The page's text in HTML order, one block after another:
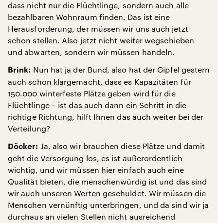
dass nicht nur die Flüchtlinge, sondern auch alle
bezahlbaren Wohnraum finden. Das ist eine
Herausforderung, der müssen wir uns auch jetzt
schon stellen. Also jetzt nicht weiter wegschieben
und abwarten, sondern wir müssen handeln.
Brink: Nun hat ja der Bund, also hat der Gipfel gestern
auch schon klargemacht, dass es Kapazitäten für
150.000 winterfeste Plätze geben wird für die
Flüchtlinge – ist das auch dann ein Schritt in die
richtige Richtung, hilft Ihnen das auch weiter bei der
Verteilung?
Döcker: Ja, also wir brauchen diese Plätze und damit
geht die Versorgung los, es ist außerordentlich
wichtig, und wir müssen hier einfach auch eine
Qualität bieten, die menschenwürdig ist und das sind
wir auch unseren Werten geschuldet. Wir müssen die
Menschen vernünftig unterbringen, und da sind wir ja
durchaus an vielen Stellen nicht ausreichend